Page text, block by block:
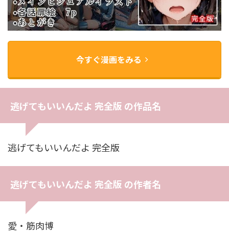
今すぐ漫画をみる
逃げてもいいんだよ 完全版 の作品名
逃げてもいいんだよ 完全版
逃げてもいいんだよ 完全版 の作者名
愛・筋肉博